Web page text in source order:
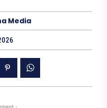
Media
-